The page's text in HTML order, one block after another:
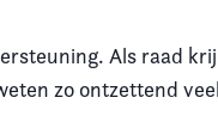
Als raad
zo ontzettend